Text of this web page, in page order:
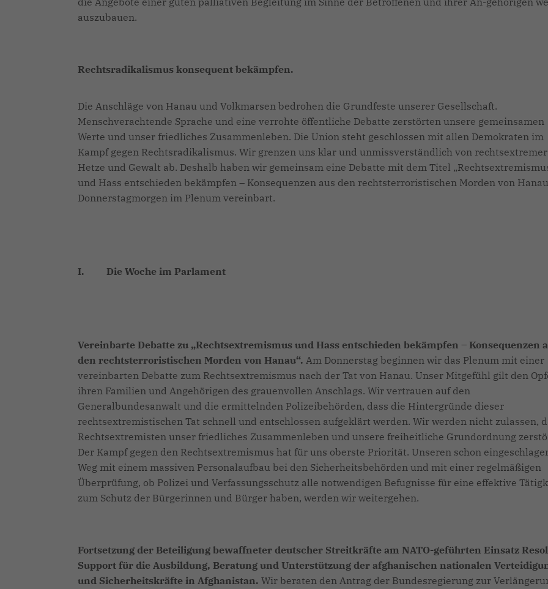
auszubauen.
Rechtsradikalismus konsequent bekämpfen.
Die Anschläge von Hanau und Volkmarsen bedrohen die Grundfeste unserer Gesellschaft.
Menschverachtende Sprache und eine verrohte öffentliche Debatte zerstörten unsere gemeinsamen
Werte und unser friedliches Zusammenleben. Die Union steht geschlossen mit allen Demokraten im
Kampf gegen Rechtsradikalismus. Wir grenzen uns klar und unmissverständlich von rechtsextremer
Hetze und Gewalt ab. Deshalb haben wir gemeinsam eine Debatte mit dem Titel
und Hass entschieden bekämpfen – Konsequenzen aus den rechtsterroristischen Morden von
Donnerstagmorgen im Plenum vereinbart.
I. Die Woche im Parlament
Vereinbarte Debatte zu „Rechtsextremismus und Hass entschieden bekämpfen – Konsequenzen
den rechtsterroristischen Morden von Hanau“. Am Donnerstag beginnen wir das Plenum mit einer
vereinbarten Debatte zum Rechtsextremismus nach der Tat von Hanau. Unser Mitgefühl gilt den
ihren Familien und Angehörigen des grauenvollen Anschlags. Wir vertrauen auf den
Generalbundesanwalt und die ermittelnden Polizeibehörden, dass die Hintergründe dieser
rechtsextremistischen Tat schnell und entschlossen aufgeklärt werden. Wir werden nicht zulassen,
Rechtsextremisten unser friedliches Zusammenleben und unsere freiheitliche Grundordnung
Der Kampf gegen den Rechtsextremismus hat für uns oberste Priorität. Unseren schon
Weg mit einem massiven Personalaufbau bei den Sicherheitsbehörden und mit einer regelmäßigen
Überprüfung, ob Polizei und Verfassungsschutz alle notwendigen Befugnisse für eine effektive
zum Schutz der Bürgerinnen und Bürger haben, werden wir weitergehen.
Fortsetzung der Beteiligung bewaffneter deutscher Streitkräfte am NATO-geführten Einsatz
Support für die Ausbildung, Beratung und Unterstützung der afghanischen nationalen
und Sicherheitskräfte in Afghanistan. Wir beraten den Antrag der Bundesregierung zur